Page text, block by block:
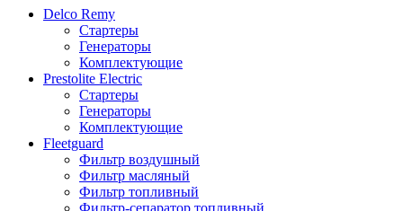
Delco Remy
Стартеры
Генераторы
Комплектующие
Prestolite Electric
Стартеры
Генераторы
Комплектующие
Fleetguard
Фильтр воздушный
Фильтр масляный
Фильтр топливный
Фильтр-сепаратор топливный